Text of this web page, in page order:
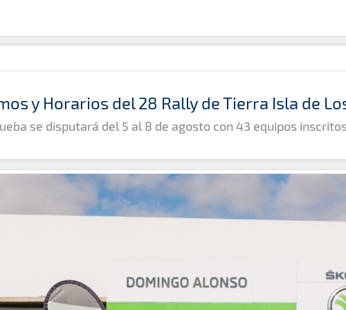
y Horarios del 28 Rally de Tierra Isla de
se disputará del 5 al 8 de agosto con 43 equipos